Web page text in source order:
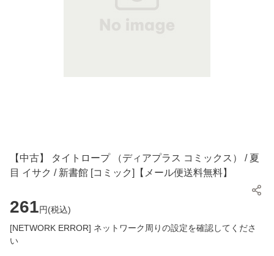
【中古】 タイトロープ （ディアプラス コミックス） / 夏
目 イサク / 新書館 [コミック]【メール便送料無料】
261円(税込)
[NETWORK ERROR] ネットワーク周りの設定を確認してくださ
い